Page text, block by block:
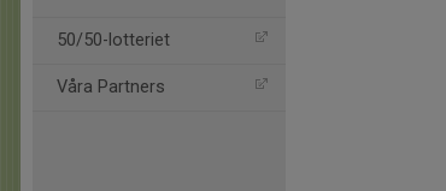
50/50-lotteriet
Våra Partners